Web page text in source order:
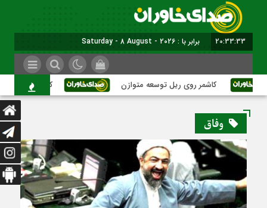
20:33:34 برابر با : Saturday - 8 August - 2026
کاشمر روی ریل توسعه متوازن کاشمر؛ عبور از
وفاق